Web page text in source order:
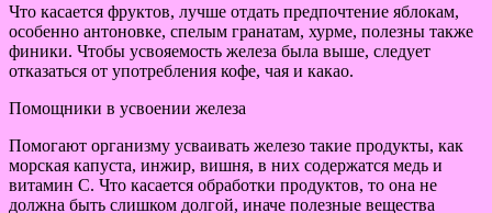
Что касается фруктов, лучше отдать предпочтение яблокам,
особенно антоновке, спелым гранатам, хурме, полезны также
финики. Чтобы усвояемость железа была выше, следует
отказаться от употребления кофе, чая и какао.
Помощники в усвоении железа
Помогают организму усваивать железо такие продукты, как
морская капуста, инжир, вишня, в них содержатся медь и
витамин С. Что касается обработки продуктов, то она не
должна быть слишком долгой, иначе полезные вещества